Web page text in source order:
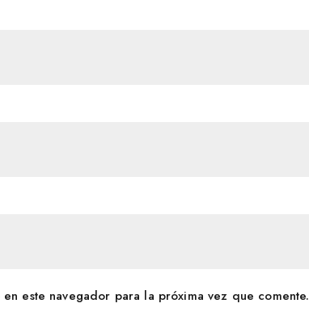
este navegador para la próxima vez que comente.